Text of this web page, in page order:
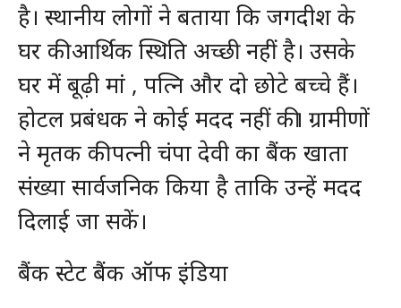
है। स्थानीय लोगों ने बताया कि जगदीश के
घर की आर्थिक स्थिति अच्छी नहीं है। उसके
घर में बूढ़ी मां , पत्नि और दो छोटे बच्चे हैं।
होटल प्रबंधक ने कोई मदद नहीं की। ग्रामीणों
ने मृतक की पत्नी चंपा देवी का बैंक खाता
संख्या सार्वजनिक किया है ताकि उन्हें मदद
दिलाई जा सकें।
बैंक स्टेट बैंक ऑफ इंडिया